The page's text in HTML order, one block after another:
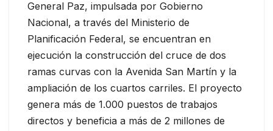
General Paz, impulsada por Gobierno
Nacional, a través del Ministerio de
Planificación Federal, se encuentran en
ejecución la construcción del cruce de dos
ramas curvas con la Avenida San Martín y la
ampliación de los cuartos carriles. El proyecto
genera más de 1.000 puestos de trabajos
directos y beneficia a más de 2 millones de